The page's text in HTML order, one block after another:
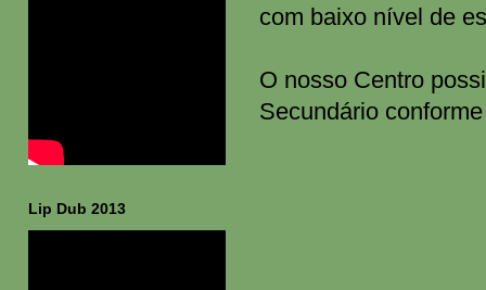
com baixo nível de
O nosso Centro
Secundário
Lip Dub 2013